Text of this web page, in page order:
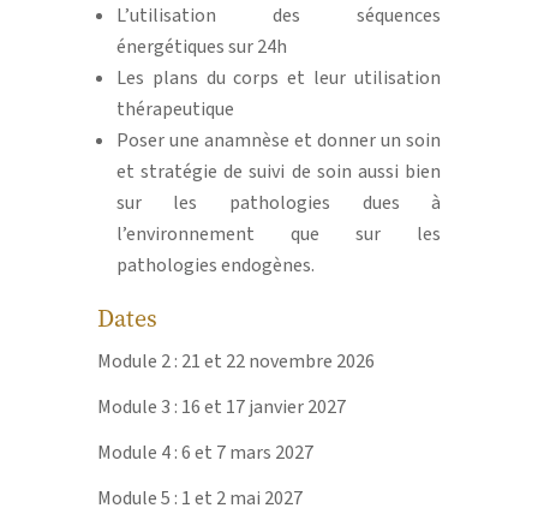
L’utilisation des séquences
énergétiques sur 24h
Les plans du corps et leur utilisation
thérapeutique
Poser une anamnèse et donner un soin
et stratégie de suivi de soin aussi bien
sur les pathologies dues à
l’environnement que sur les
pathologies endogènes.
Dates
Module 2 : 21 et 22 novembre 2026
Module 3 : 16 et 17 janvier 2027
Module 4 : 6 et 7 mars 2027
Module 5 : 1 et 2 mai 2027